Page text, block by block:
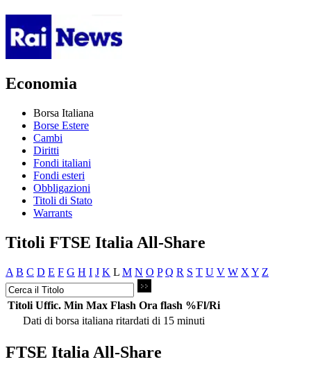
Economia
Borsa Italiana
Borse Estere
Cambi
Diritti
Fondi italiani
Fondi esteri
Obbligazioni
Titoli di Stato
Warrants
Titoli FTSE Italia All-Share
A B C D E F G H I J K L M N O P Q R S T U V W X Y Z
Titoli Uffic. Min Max Flash Ora flash %Fl/Ri
Dati di borsa italiana ritardati di 15 minuti
FTSE Italia All-Share